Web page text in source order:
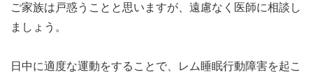
ご家族は戸惑うことと思いますが、遠慮なく医師に相談し
ましょう。
日中に適度な運動をすることで、レム睡眠行動障害を起こ